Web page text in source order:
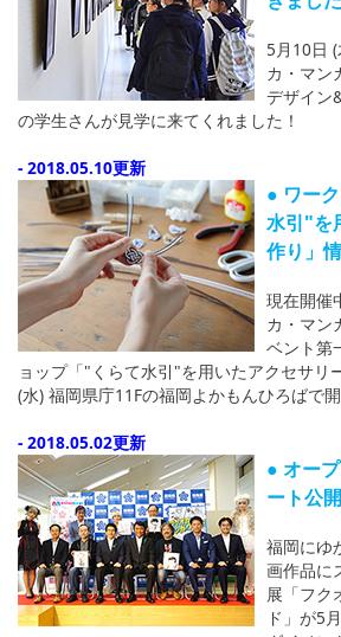
5月10日
カ・マン
デザイン
の学生さんが見学に来てくれました！
- 2018.05.10更新
● ワー
水引"を
作り」
現在開催
カ・マン
ベント第
ョップ「"くらて水引"を用いたアクセサリ
(水) 福岡県庁11Fの福岡よかもんひろばで
- 2018.05.02更新
● オー
ート公
福岡にゆ
画作品に
展「フク
ド」が5